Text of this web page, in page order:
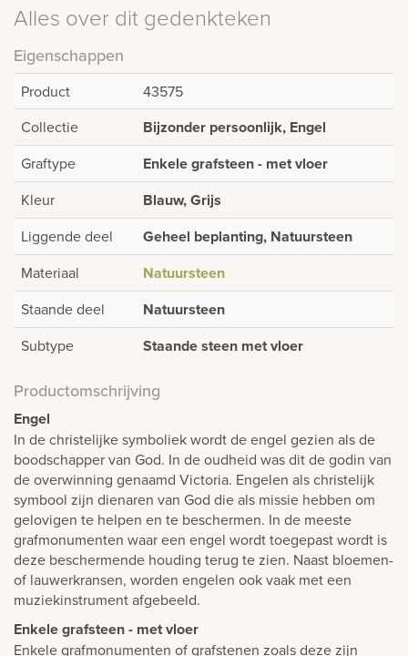
Alles over dit gedenkteken
Eigenschappen
Product
43575
Collectie
Bijzonder persoonlijk, Engel
Graftype Enkele grafsteen - met vloer
Kleur Blauw, Grijs
Liggende deel Geheel beplanting, Natuursteen
Materiaal Natuursteen
Staande deel Natuursteen
Subtype Staande steen met vloer
Productomschrijving
Engel
In de christelijke symboliek wordt de engel gezien als de
boodschapper van God. In de oudheid was dit de godin van
de overwinning genaamd Victoria. Engelen als christelijk
symbool zijn dienaren van God die als missie hebben om
gelovigen te helpen en te beschermen. In de meeste
grafmonumenten waar een engel wordt toegepast wordt is
deze beschermende houding terug te zien. Naast bloemen-
of lauwerkransen, worden engelen ook vaak met een
muziekinstrument afgebeeld.
Enkele grafsteen - met vloer
Enkele grafmonumenten of grafstenen zoals deze zijn